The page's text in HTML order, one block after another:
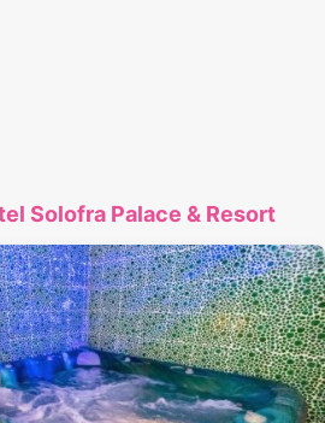
Solofra Palace & Resort